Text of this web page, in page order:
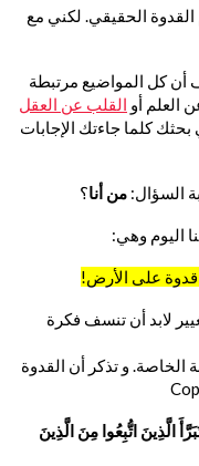
القدوة الحقيقي. لكني مع
كل المواضيع مرتبطة
العلم أو القلب عن العقل
كلما جاءتك الإجابات
السؤال: من أنا؟
اليوم وهي:
قدوة على الأرض!
لابد أن تنسف فكرة
الخاصة. و تذكر أن القدوة
الَّذِينَ اتُّبِعُوا مِنَ الَّذِينَ